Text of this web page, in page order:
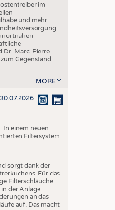
im
und mehr
Dr. Marc-Pierre
Gegenstand
MORE
30.07.2026
In einem neuen
Filtersystem
sorgt dank der
Für das
Filterschläuche.
der Anlage
an das
auf. Das macht